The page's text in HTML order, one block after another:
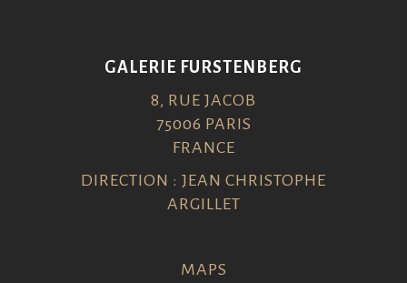
GALERIE FURSTENBERG
8, RUE JACOB
75006 PARIS
FRANCE
DIRECTION : JEAN CHRISTOPHE
ARGILLET
MAPS